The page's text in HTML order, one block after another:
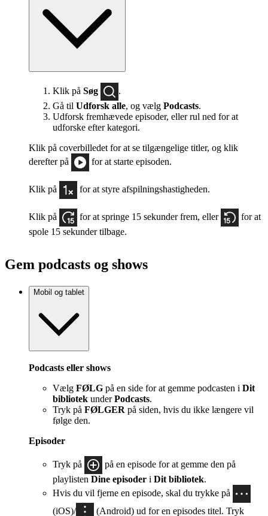
Klik på Søg
.
Gå til Udforsk alle, og vælg Podcasts.
Udforsk fremhævede episoder, eller rul ned for at
udforske efter kategori.
Klik på coverbilledet for at se tilgængelige titler, og klik
derefter på
for at starte episoden.
Klik på for at styre afspilningshastigheden.
Klik på for at springe 15 sekunder frem, eller
for at
spole 15 sekunder tilbage.
Gem podcasts og shows
Mobil og tablet
Podcasts eller shows
Vælg FØLG på en side for at gemme podcasten i Dit
bibliotek underPodcasts.
Tryk på FØLGER på siden, hvis du ikke længere vil
følge den.
Episoder
Tryk på
på en episode for at gemme den på
playlisten Dine episoder i Dit bibliotek.
Hvis du vil fjerne en episode, skal du trykke på
(iOS)/
(Android) ud for en episodes titel. Tryk